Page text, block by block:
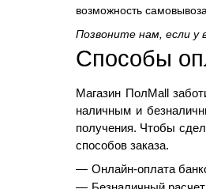
возможность
Позвоните нам, если у
Способы
Магазин ПолMall
наличным и
получения. Чтобы
способов заказа.
Онлайн-оплата